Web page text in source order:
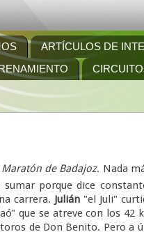
ARTÍCULOS DE
Maratón de Badajoz. Nada
porque dice
carrera. Julián "el Juli"
que se atreve con los 42
de Don Benito. Pero a